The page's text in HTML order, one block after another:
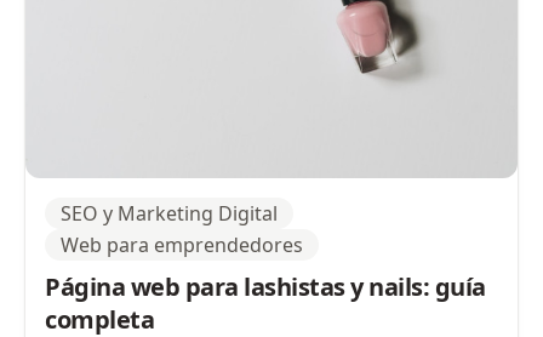
SEO y Marketing Digital
Web para emprendedores
Página web para lashistas y nails: guía
completa